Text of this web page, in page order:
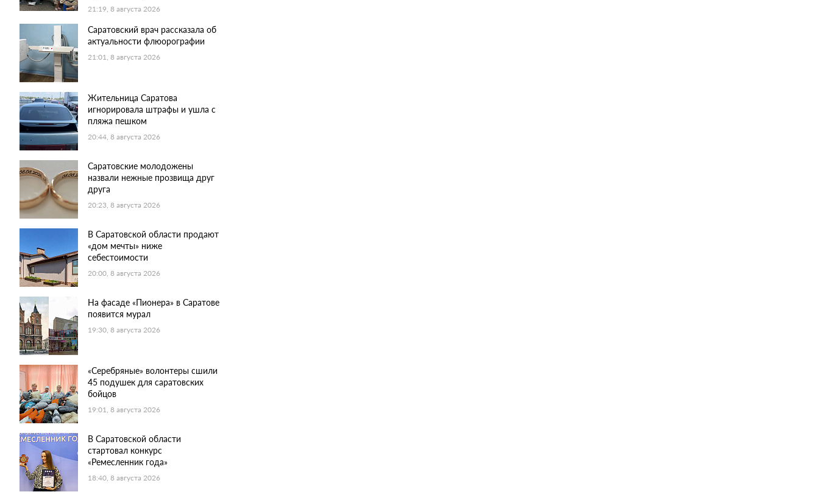
21:19, 8 августа 2026
Саратовский врач рассказала об
актуальности флюорографии
21:01, 8 августа 2026
Жительница Саратова
игнорировала штрафы и ушла с
пляжа пешком
20:44, 8 августа 2026
Саратовские молодожены
назвали нежные прозвища друг
друга
20:23, 8 августа 2026
В Саратовской области продают
«дом мечты» ниже
себестоимости
20:00, 8 августа 2026
На фасаде «Пионера» в Саратове
появится мурал
19:30, 8 августа 2026
«Серебряные» волонтеры сшили
45 подушек для саратовских
бойцов
19:01, 8 августа 2026
В Саратовской области
стартовал конкурс
«Ремесленник года»
18:40, 8 августа 2026